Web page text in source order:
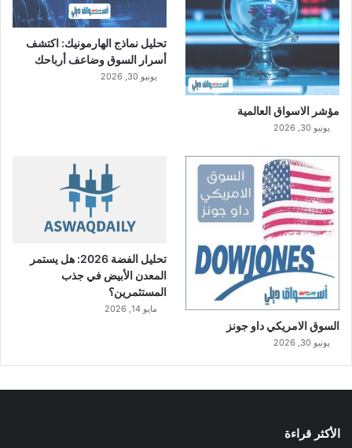
مؤشر الاسواق العالمية
يونيو 30, 2026
تحليل نماذج الهارمونيك: اكتشف
أسرار السوق وضاعف أرباحك
يونيو 30, 2026
السوق الامريكي داو جونز
يونيو 30, 2026
تحليل الفضة 2026: هل يستمر
المعدن الأبيض في جذب
المستثمرين؟
مايو 14, 2026
الأكثر قراءة